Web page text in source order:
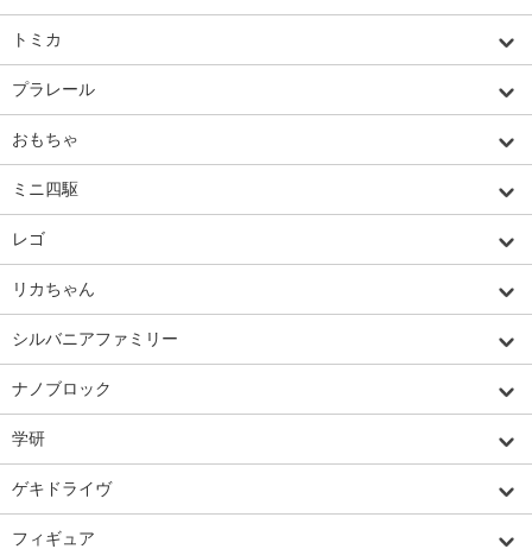
トミカ
プラレール
おもちゃ
ミニ四駆
レゴ
リカちゃん
シルバニアファミリー
ナノブロック
学研
ゲキドライヴ
フィギュア